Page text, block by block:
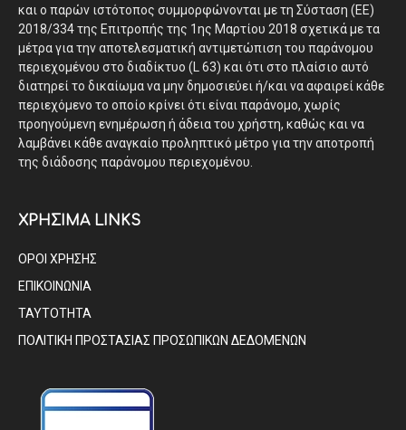
και ο παρών ιστότοπος συμμορφώνονται με τη Σύσταση (ΕΕ)
2018/334 της Επιτροπής της 1ης Μαρτίου 2018 σχετικά με τα
μέτρα για την αποτελεσματική αντιμετώπιση του παράνομου
περιεχομένου στο διαδίκτυο (L 63) και ότι στο πλαίσιο αυτό
διατηρεί το δικαίωμα να μην δημοσιεύει ή/και να αφαιρεί κάθε
περιεχόμενο το οποίο κρίνει ότι είναι παράνομο, χωρίς
προηγούμενη ενημέρωση ή άδεια του χρήστη, καθώς και να
λαμβάνει κάθε αναγκαίο προληπτικό μέτρο για την αποτροπή
της διάδοσης παράνομου περιεχομένου.
ΧΡΗΣΙΜΑ LINKS
ΟΡΟΙ ΧΡΗΣΗΣ
ΕΠΙΚΟΙΝΩΝΙΑ
ΤΑΥΤΟΤΗΤΑ
ΠΟΛΙΤΙΚΗ ΠΡΟΣΤΑΣΙΑΣ ΠΡΟΣΩΠΙΚΩΝ ΔΕΔΟΜΕΝΩΝ